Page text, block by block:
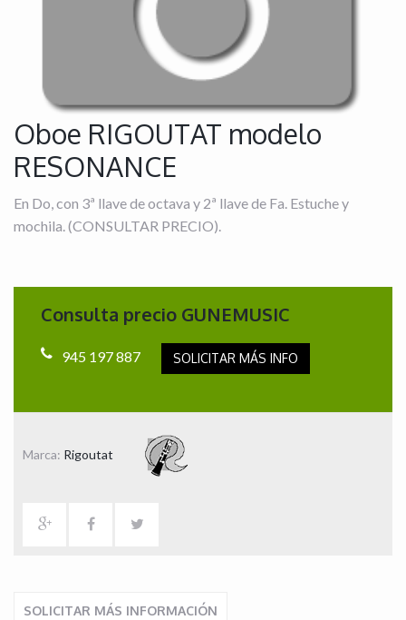
Oboe RIGOUTAT modelo
RESONANCE
En Do, con 3ª llave de octava y 2ª llave de Fa. Estuche y
mochila. (CONSULTAR PRECIO).
Consulta precio GUNEMUSIC
945 197 887 SOLICITAR MÁS INFO
Marca: Rigoutat
SOLICITAR MÁS INFORMACIÓN